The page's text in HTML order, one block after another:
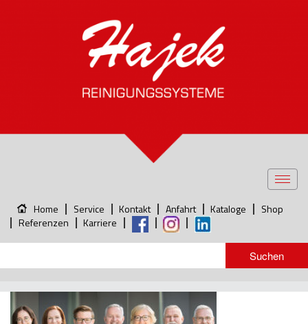
Home Service Kontakt Anfahrt Kataloge
Shop
Referenzen
Karriere